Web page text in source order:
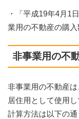
・「平成19年4月1
業用の不動産の購入
非事業用の不
非事業用の不動産
居住用として使用
計算方法は以下の通